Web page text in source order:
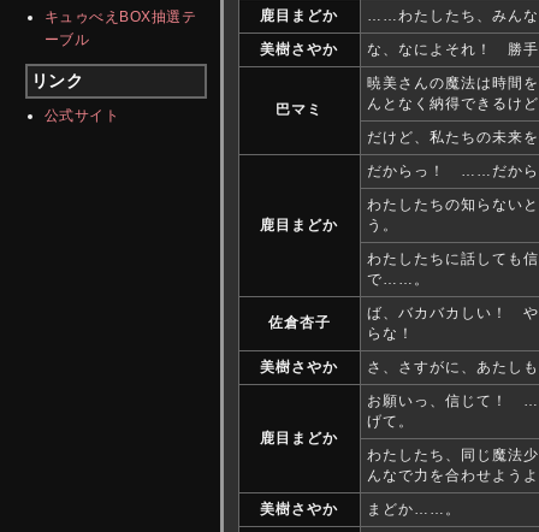
キュゥべえBOX抽選テ
ーブル
リンク
公式サイト
鹿目まどか
……わたしたち、みん
美樹さやか
な、なによそれ！ 勝
巴マミ
暁美さんの魔法は時間
んとなく納得できるけ
だけど、私たちの未来
鹿目まどか
だからっ！ ……だから
わたしたちの知らない
う。
わたしたちに話しても
で……。
佐倉杏子
ば、バカバカしい！ や
らな！
美樹さやか
さ、さすがに、あたし
鹿目まどか
お願いっ、信じて！
げて。
わたしたち、同じ魔法
んなで力を合わせよう
美樹さやか
まどか……。